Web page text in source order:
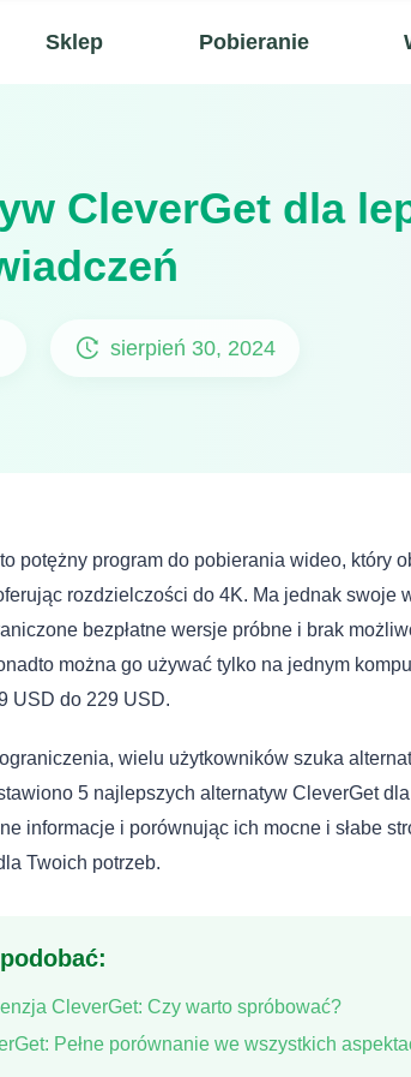
Sklep Pobieranie
CleverGet dla
sierpień 30, 2024
potężny program do pobierania wideo, który
rozdzielczości do 4K. Ma jednak swoje
bezpłatne wersje próbne i brak
można go używać tylko na jednym
USD do 229 USD.
wielu użytkowników szuka
5 najlepszych alternatyw CleverGet
informacje i porównując ich mocne i słabe
Twoich potrzeb.
CleverGet: Czy warto spróbować?
Pełne porównanie we wszystkich